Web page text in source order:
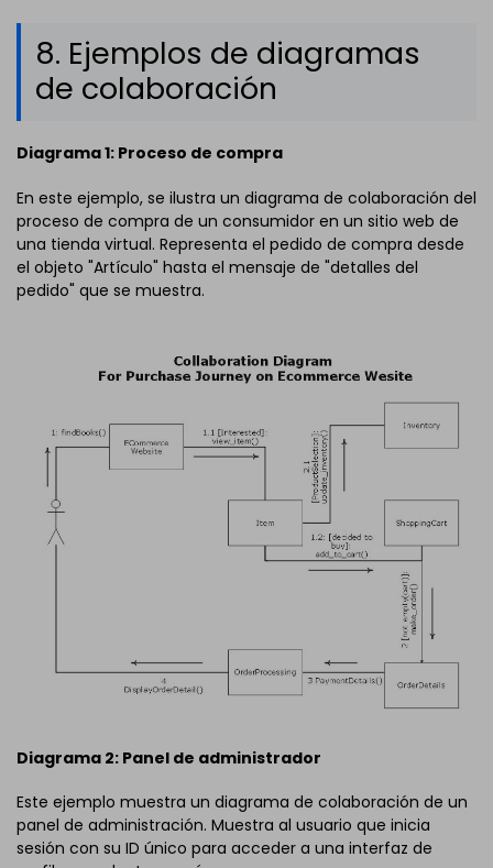
8. Ejemplos de diagramas
de colaboración
Diagrama 1: Proceso de compra
En este ejemplo, se ilustra un diagrama de colaboración del
proceso de compra de un consumidor en un sitio web de
una tienda virtual. Representa el pedido de compra desde
el objeto "Artículo" hasta el mensaje de "detalles del
pedido" que se muestra.
Diagrama 2: Panel de administrador
Este ejemplo muestra un diagrama de colaboración de un
panel de administración. Muestra al usuario que inicia
sesión con su ID único para acceder a una interfaz de